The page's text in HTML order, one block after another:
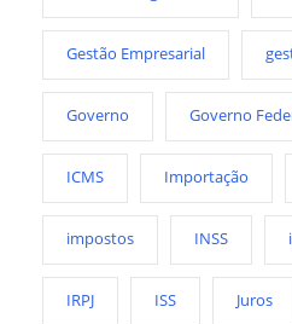
Gestão Empresarial
Governo Governo
ICMS Importação
impostos INSS
IRPJ ISS Juros